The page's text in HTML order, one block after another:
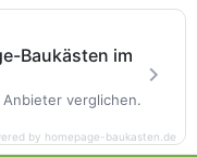
Baukästen im
verglichen.
by homepage-baukasten.de